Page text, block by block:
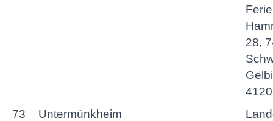
28,
73
Untermünkheim